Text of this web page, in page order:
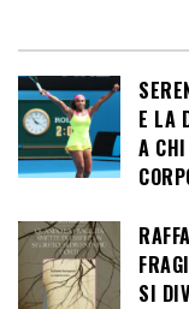
E LA
A
SI